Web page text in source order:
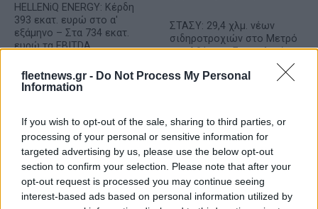
fleetnews.gr - Do Not Process My Personal
Information
If you wish to opt-out of the sale, sharing to third parties, or
processing of your personal or sensitive information for
targeted advertising by us, please use the below opt-out
section to confirm your selection. Please note that after your
opt-out request is processed you may continue seeing
interest-based ads based on personal information utilized by
HELLENiQ ENERGY: Κέρδη
393 εκατ. ευρώ στο α'
εξάμηνο – Στα 734 εκατ.
ευρώ τα EBITDA
ΣΤΑΣΥ: 29,4 χλμ. νέων
σιδηροτροχιών στο Μετρό
της Αθήνας - Στο τελικό
στάδιο το μεγαλύτερο έργο
αναβάθμισης
Η Chery επενδύει 75 εκατ. δολάρια στην KG Mobility